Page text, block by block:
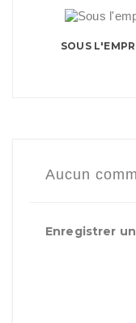
SOUS
Aucun
Enregistrer